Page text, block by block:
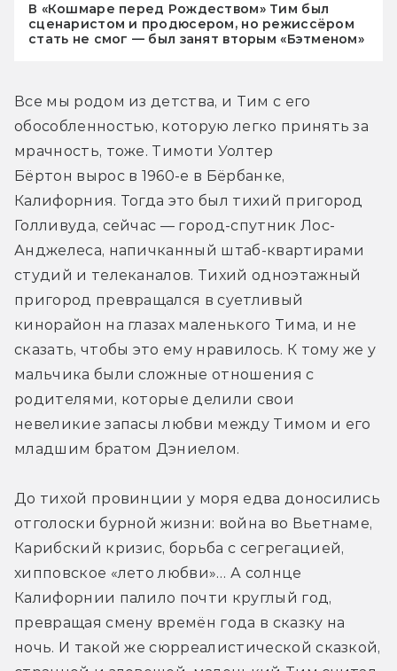
В «Кошмаре перед Рождеством» Тим был
сценаристом и продюсером, но режиссёром
стать не смог — был занят вторым «Бэтменом»
Все мы родом из детства, и Тим с его
обособленностью, которую легко принять за
мрачность, тоже. Тимоти Уолтер
Бёртон вырос в 1960-е в Бёрбанке,
Калифорния. Тогда это был тихий пригород
Голливуда, сейчас — город-спутник Лос-
Анджелеса, напичканный штаб-квартирами
студий и телеканалов. Тихий одноэтажный
пригород превращался в суетливый
кинорайон на глазах маленького Тима, и не
сказать, чтобы это ему нравилось. К тому же у
мальчика были сложные отношения с
родителями, которые делили свои
невеликие запасы любви между Тимом и его
младшим братом Дэниелом.
До тихой провинции у моря едва доносились
отголоски бурной жизни: война во Вьетнаме,
Карибский кризис, борьба с сегрегацией,
хипповское «лето любви»… А солнце
Калифорнии палило почти круглый год,
превращая смену времён года в сказку на
ночь. И такой же сюрреалистической сказкой,